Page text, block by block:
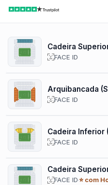
Cadeira
FACE ID
Arquibancada
FACE ID
Cadeira Inferior
FACE ID
Cadeira
FACE ID⭐ com